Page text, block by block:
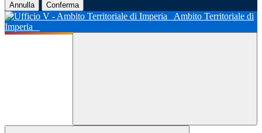
Annulla Conferma
Ambito Territoriale di
Imperia